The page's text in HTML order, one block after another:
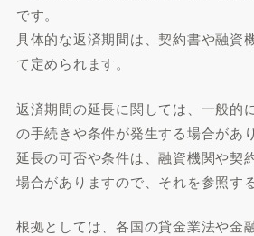
です。
具体的な返済期間は、契約書や融資
て定められます。
返済期間の延長に関しては、一般的
の手続きや条件が発生する場合があ
延長の可否や条件は、融資機関や契
場合がありますので、それを参照す
根拠としては、各国の貸金業法や金